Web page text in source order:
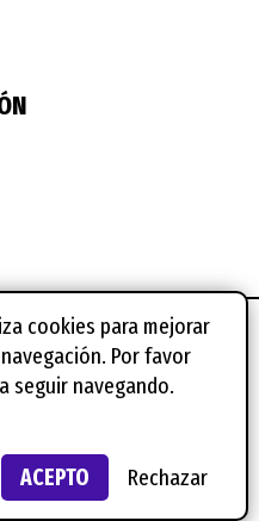
al newsletter
cookies para mejorar
Por favor
seguir navegando.
ACEPTO
Rechazar